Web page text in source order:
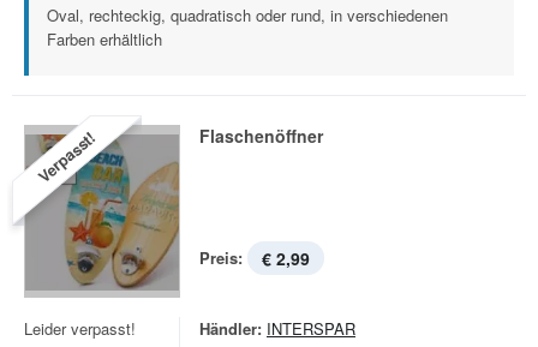
Oval, rechteckig, quadratisch oder rund, in verschiedenen
Farben erhältlich
Verpasst! Flaschenöffner
Preis: € 2,99
Leider verpasst!
Händler: INTERSPAR